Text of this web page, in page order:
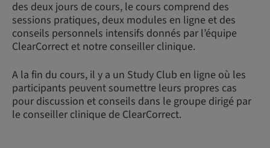
des deux jours de cours, le cours comprend des
sessions pratiques, deux modules en ligne et des
conseils personnels intensifs donnés par l’équipe
ClearCorrect et notre conseiller clinique.
A la fin du cours, il y a un Study Club en ligne où les
participants peuvent soumettre leurs propres cas
pour discussion et conseils dans le groupe dirigé par
le conseiller clinique de ClearCorrect.